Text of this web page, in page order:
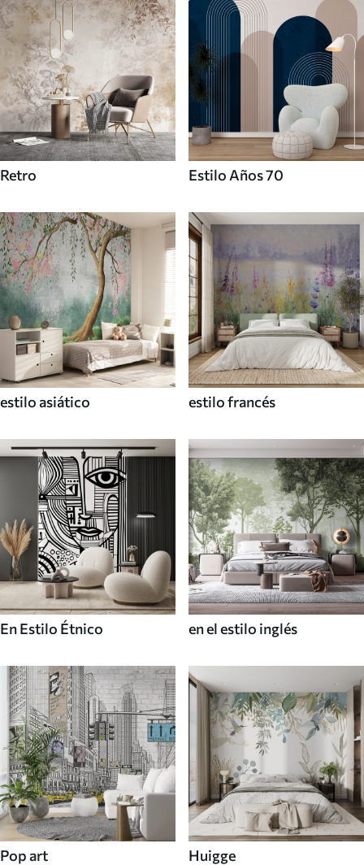
Retro Estilo Años 70
estilo asiático estilo francés
En Estilo Étnico en el estilo inglés
Pop art Huigge